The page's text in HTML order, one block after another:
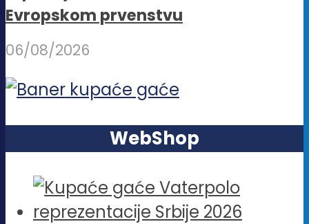
Evropskom prvenstvu
06/08/2026
WebShop